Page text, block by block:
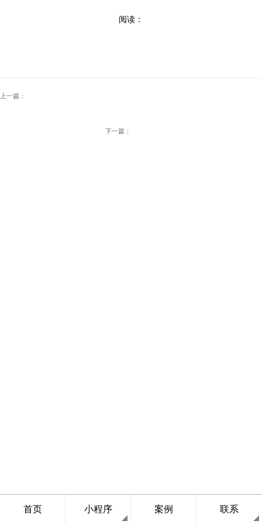
阅读：
上一篇：
下一篇：
首页 小程序 案例 联系